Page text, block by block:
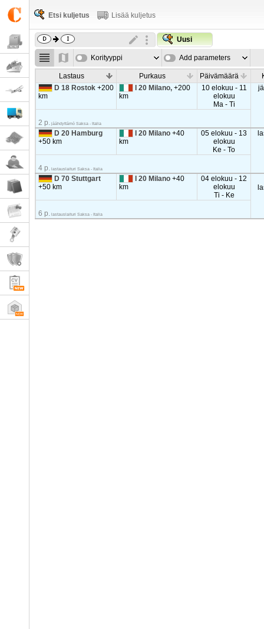
Etsi kuljetus Lisää kuljetus
Uusi
Korityyppi Add parameters
Lastaus Purkaus Päivämäärä
D 18 Rostok+200
km
I 20 Milano,+200
km
10 elokuu - 11
elokuu
Ma - Ti
2 p. jäähdyttämö Saksa - Italia
D 20 Hamburg
+50 km
I 20 Milano+40
km
05 elokuu - 13
elokuu
Ke - To
4 p. lastauslaituri Saksa - Italia
D 70 Stuttgart
+50 km
I 20 Milano+40
km
04 elokuu - 12
elokuu
Ti - Ke
6 p. lastauslaituri Saksa - Italia